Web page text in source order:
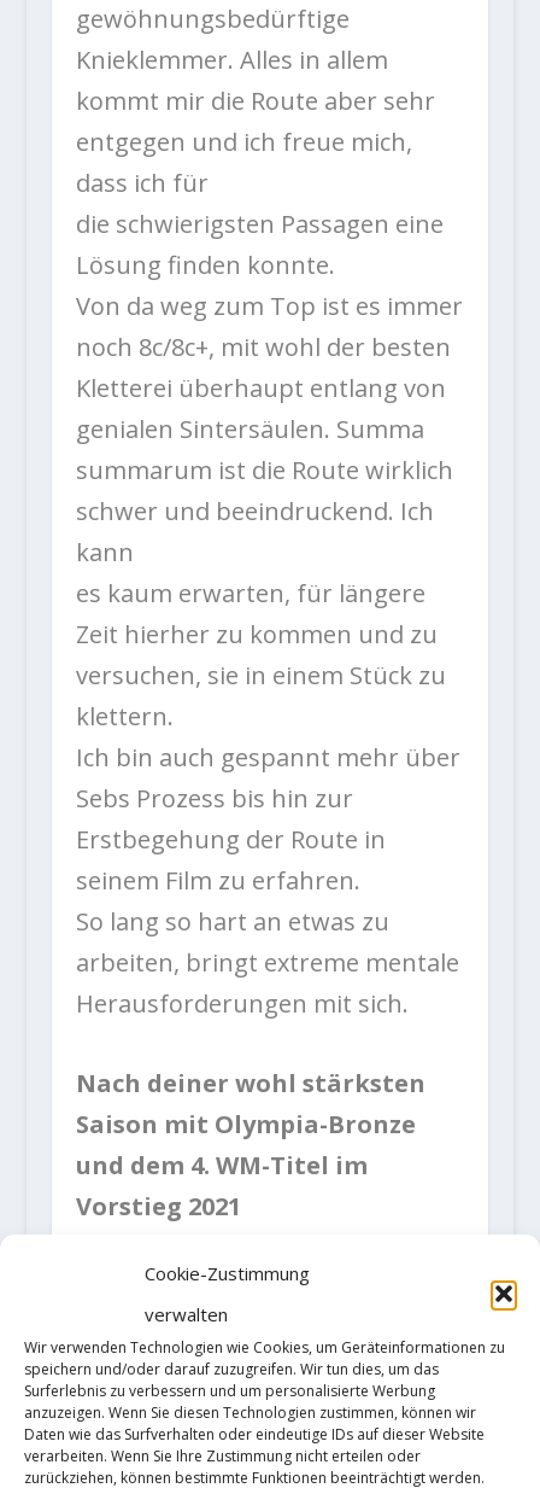
Cookie-Zustimmung
verwalten
Wir verwenden Technologien wie Cookies, um Geräteinformationen zu
speichern und/oder darauf zuzugreifen. Wir tun dies, um das
Surferlebnis zu verbessern und um personalisierte Werbung
anzuzeigen. Wenn Sie diesen Technologien zustimmen, können wir
Daten wie das Surfverhalten oder eindeutige IDs auf dieser Website
verarbeiten. Wenn Sie Ihre Zustimmung nicht erteilen oder
zurückziehen, können bestimmte Funktionen beeinträchtigt werden.
gewöhnungsbedürftige
Knieklemmer. Alles in allem
kommt mir die Route aber sehr
entgegen und ich freue mich,
dass ich für
die schwierigsten Passagen eine
Lösung finden konnte.
Von da weg zum Top ist es immer
noch 8c/8c+, mit wohl der besten
Kletterei überhaupt entlang von
genialen Sintersäulen. Summa
summarum ist die Route wirklich
schwer und beeindruckend. Ich
kann
es kaum erwarten, für längere
Zeit hierher zu kommen und zu
versuchen, sie in einem Stück zu
klettern.
Ich bin auch gespannt mehr über
Sebs Prozess bis hin zur
Erstbegehung der Route in
seinem Film zu erfahren.
So lang so hart an etwas zu
arbeiten, bringt extreme mentale
Herausforderungen mit sich.
Nach deiner wohl stärksten
Saison mit Olympia-Bronze
und dem 4. WM-Titel im
Vorstieg 2021
Namen als „Downgrader“
gemacht, ist DNA für dich 9c?
Viele Leute sind immer sehr an
den Schwierigkeitsgraden der
schwersten Routen interessiert.